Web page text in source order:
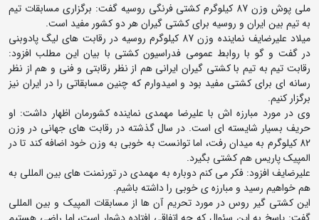
ملی پوش وزن 87 کیلوگرم کشتی فرنگی روسیه گفت: برگزاری مسابقات تیم
به تیم بین ایران و روسیه برای کشتی گیران هر دو کشور مفید است.
میلاد علیرضایف نماینده وزن 87 کیلوگرم روسیه در رقابت های لیگ پادوبنی
در گفت و گو با روابط عمومی فدراسیون کشتی با بیان این مطلب افزود:
رقابت تیم به تیم با کشتی گیران ایرانی هم از نظر رقابتی و فنی و هم از نظر
رسانه ای برای کشتی مفید بود و امیدوارم که چنین مسابقاتی را در ایران نیز
برگزار کنیم.
وی در مورد مبارزه اش با علیرضا مهمدی نماینده کشورمان اظهار داشت: او
حریف بسیار شایسته ای است. در سال گذشته در رقابت های جهانی در وزن
82 کیلوگرم به میدان رفت، اما توانست به خوبی به وزن خود اضافه کند تا در
المپیک پاریس هم کشتی بگیرد.
علیرضایف افزود: فکر می کنم دوباره به مهمدی در تورنمنت های بین المللی به
هم خواهیم رسید و مبارزه ی خوبی را داشته باشیم.
این کشتی گیر روس در مورد تحریم آن ها از مسابقات المپیک و بین المللی